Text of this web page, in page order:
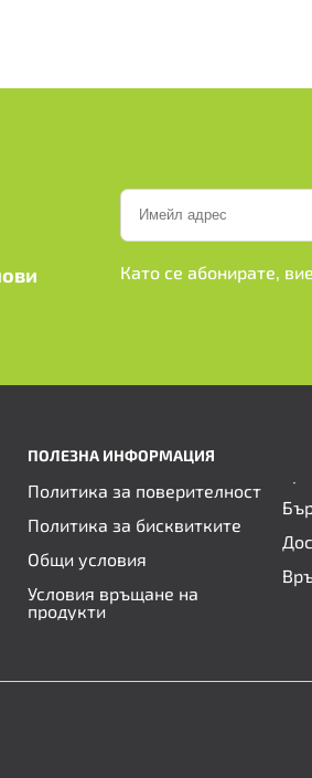
Като се абонирате,
ПОЛЕЗНА ИНФОРМАЦИЯ
Политика за поверителност
Политика за бисквитките
Общи условия
Условия връщане на
продукти